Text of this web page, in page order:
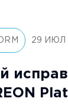
29 ИЮЛ